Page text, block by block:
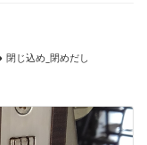
閉じ込め_閉めだし